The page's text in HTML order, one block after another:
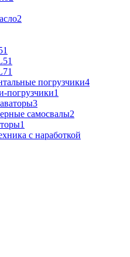
2
1
1
1
погрузчики4
погрузчики1
3
самосвалы2
1
с наработкой